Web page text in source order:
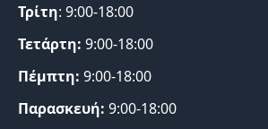
Τρίτη: 9:00-18:00
Τετάρτη: 9:00-18:00
Πέμπτη: 9:00-18:00
Παρασκευή: 9:00-18:00